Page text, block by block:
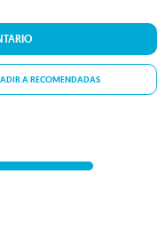
A RECOMENDADAS